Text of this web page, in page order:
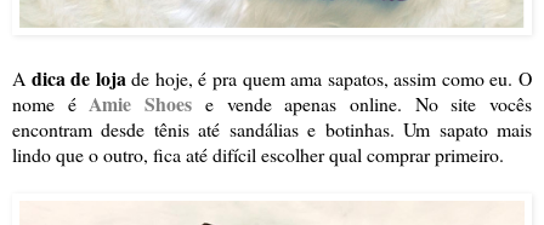
A dica de loja de hoje, é pra quem ama sapatos, assim como eu. O
nome é Amie Shoes e vende apenas online. No site vocês
encontram desde tênis até sandálias e botinhas. Um sapato mais
lindo que o outro, fica até difícil escolher qual comprar primeiro.